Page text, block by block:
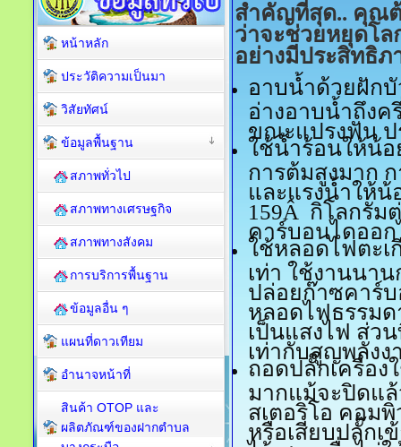
สำคัญที่สุด.. คุณ
ว่าจะช่วยหยุดโล
อย่างมีประสิทธิภ
อาบน้ำด้วยฝักบั
อ่างอาบน้ำถึงค
ขณะแปรงฟัน ป
ใช้น้ำร้อนให้น้อ
การต้มสูงมาก
และแรงน้ำให้น้
159Â กิโลกรัม
คาร์บอนไดออก
ใช้หลอดไฟตะ
เท่า ใช้งานนา
ปล่อยก๊าซคาร์บ
หลอดไฟธรรมด
เป็นแสงไฟ ส่ว
เท่ากับสูญพลังง
ถอดปลั๊กเครื่อง
มากแม้จะปิดแ
สเตอริโอ คอมพิ
หรือเสียบปลั๊กเ
หน้าหลัก
ประวัติความเป็นมา
วิสัยทัศน์
ข้อมูลพื้นฐาน
สภาพทั่วไป
สภาพทางเศรษฐกิจ
สภาพทางสังคม
การบริการพื้นฐาน
ข้อมูลอื่น ๆ
แผนที่ดาวเทียม
อำนาจหน้าที่
สินค้า OTOP และ
ผลิตภัณฑ์ของฝากตำบล